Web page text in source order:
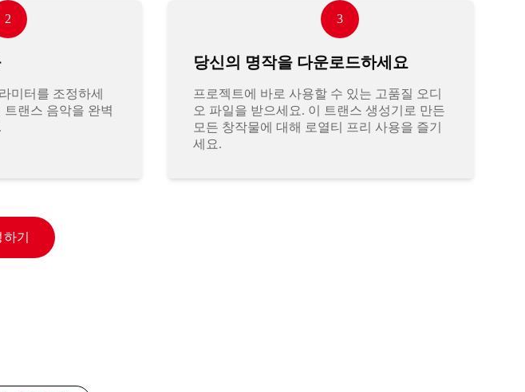
2
미터를 조정하세
트랜스 음악을 완벽
3
당신의 명작을 다운로드하세요
프로젝트에 바로 사용할 수 있는 고품질 오디
오 파일을 받으세요. 이 트랜스 생성기로 만든
모든 창작물에 대해 로열티 프리 사용을 즐기
세요.
기